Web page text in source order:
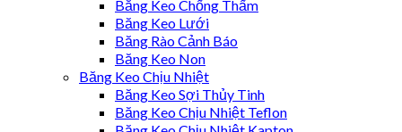
Băng Keo Chống Thấm
Băng Keo Lưới
Băng Rào Cảnh Báo
Băng Keo Non
Băng Keo Chịu Nhiệt
Băng Keo Sợi Thủy Tinh
Băng Keo Chịu Nhiệt Teflon